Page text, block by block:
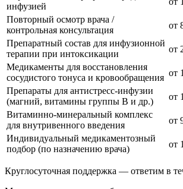
инфузией
Повторный осмотр врача /
контрольная консультация
от
Препаратный состав для инфузионной
терапии при интоксикации
от
Медикаменты для восстановления
сосудистого тонуса и кровообращения от
Препараты для антистресс-инфузии
(магний, витамины группы B и др.)
от
Витаминно-минеральный комплекс
для внутривенного введения
от
Индивидуальный медикаментозный
подбор (по назначению врача)
от
Круглосуточная поддержка — ответим в